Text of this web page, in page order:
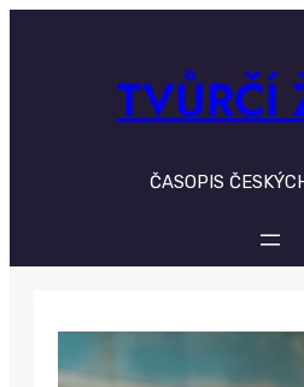
TVŮRČÍ
ČASOPIS